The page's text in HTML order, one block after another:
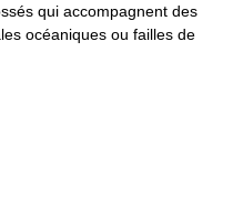
qui accompagnent des
océaniques ou failles de